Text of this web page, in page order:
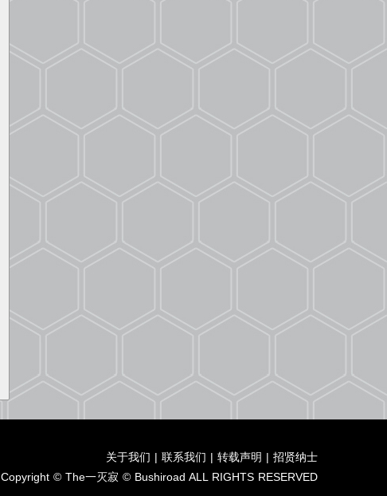
关于我们 | 联系我们 | 转载声明 | 招贤纳士
Copyright © The一灭寂 © Bushiroad ALL RIGHTS RESERVED